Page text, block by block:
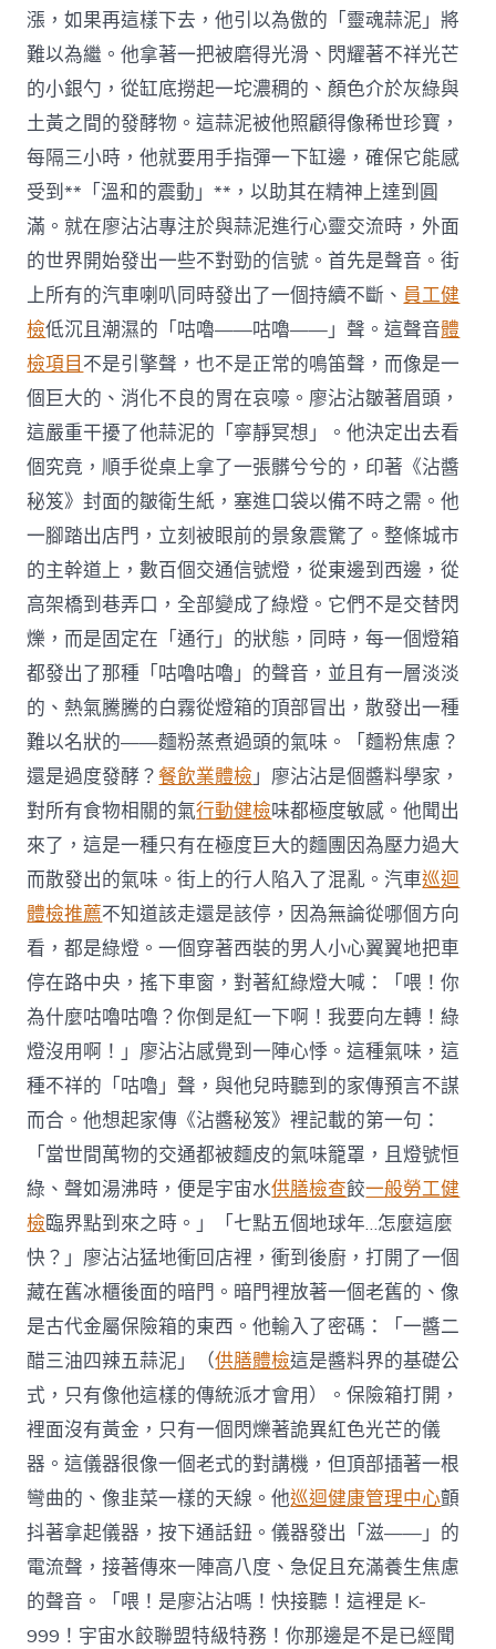
漲，如果再這樣下去，他引以為傲的「靈魂蒜泥」將
難以為繼。他拿著一把被磨得光滑、閃耀著不祥光芒
的小銀勺，從缸底撈起一坨濃稠的、顏色介於灰綠與
土黃之間的發酵物。這蒜泥被他照顧得像稀世珍寶，
每隔三小時，他就要用手指彈一下缸邊，確保它能感
受到**「溫和的震動」**，以助其在精神上達到圓
滿。就在廖沾沾專注於與蒜泥進行心靈交流時，外面
的世界開始發出一些不對勁的信號。首先是聲音。街
上所有的汽車喇叭同時發出了一個持續不斷、 員工健
檢低沉且潮濕的「咕嚕——咕嚕——」聲。這聲音體
檢項目 不是引擎聲，也不是正常的鳴笛聲，而像是一
個巨大的、消化不良的胃在哀嚎。廖沾沾皺著眉頭，
這嚴重干擾了他蒜泥的「寧靜冥想」。他決定出去看
個究竟，順手從桌上拿了一張髒兮兮的，印著《沾醬
秘笈》封面的皺衛生紙，塞進口袋以備不時之需。他
一腳踏出店門，立刻被眼前的景象震驚了。整條城市
的主幹道上，數百個交通信號燈，從東邊到西邊，從
高架橋到巷弄口，全部變成了綠燈。它們不是交替閃
爍，而是固定在「通行」的狀態，同時，每一個燈箱
都發出了那種「咕嚕咕嚕」的聲音，並且有一層淡淡
的、熱氣騰騰的白霧從燈箱的頂部冒出，散發出一種
難以名狀的——麵粉蒸煮過頭的氣味。「麵粉焦慮？
還是過度發酵？ 餐飲業體檢」廖沾沾是個醬料學家，
對所有食物相關的氣行動健檢味都極度敏感。他聞出
來了，這是一種只有在極度巨大的麵團因為壓力過大
而散發出的氣味。街上的行人陷入了混亂。汽車巡迴
體檢推薦不知道該走還是該停，因為無論從哪個方向
看，都是綠燈。一個穿著西裝的男人小心翼翼地把車
停在路中央，搖下車窗，對著紅綠燈大喊：「喂！你
為什麼咕嚕咕嚕？你倒是紅一下啊！我要向左轉！綠
燈沒用啊！」廖沾沾感覺到一陣心悸。這種氣味，這
種不祥的「咕嚕」聲，與他兒時聽到的家傳預言不謀
而合。他想起家傳《沾醬秘笈》裡記載的第一句：
「當世間萬物的交通都被麵皮的氣味籠罩，且燈號恒
綠、聲如湯沸時，便是宇宙水供膳檢查餃一般勞工健
檢臨界點到來之時。」「七點五個地球年…怎麼這麼
快？」廖沾沾猛地衝回店裡，衝到後廚，打開了一個
藏在舊冰櫃後面的暗門。暗門裡放著一個老舊的、像
是古代金屬保險箱的東西。他輸入了密碼：「一醬二
醋三油四辣五蒜泥」（供膳體檢這是醬料界的基礎公
式，只有像他這樣的傳統派才會用）。保險箱打開，
裡面沒有黃金，只有一個閃爍著詭異紅色光芒的儀
器。這儀器很像一個老式的對講機，但頂部插著一根
彎曲的、像韭菜一樣的天線。他巡迴健康管理中心顫
抖著拿起儀器，按下通話鈕。儀器發出「滋——」的
電流聲，接著傳來一陣高八度、急促且充滿養生焦慮
的聲音。「喂！是廖沾沾嗎！快接聽！這裡是 K-
999！宇宙水餃聯盟特級特務！你那邊是不是已經聞